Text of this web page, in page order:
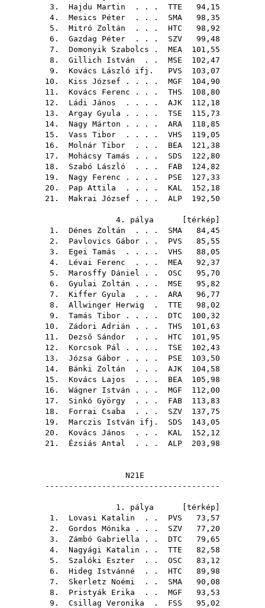
3. Hajdu Martin . . . TTE 94,15
4. Mesics Péter . . . SMA 98,35
5. Mitró Zoltán . . . HTC 98,92
6. Gazdag Péter . . . SZV 99,48
7. Domonyik Szabolcs . MEA 101,55
8. Gillich István . . MSE 102,47
9. Kovács László ifj. PVS 103,07
10. Kiss József . . . . MGF 104,90
11. Kovács Ferenc . . . THS 108,80
12. Ládi János . . . . AJK 112,18
13. Argay Gyula . . . . TSE 115,73
14. Nagy Márton . . . . ARA 118,85
15. Vass Tibor . . . . VHS 119,05
16. Molnár Tibor . . . BEA 121,38
17. Mohácsy Tamás . . . SDS 122,80
18. Szabó László . . . FAB 124,82
19. Nagy Ferenc . . . . PSE 127,33
20. Pap Attila . . . . KAL 152,18
21. Makrai József . . . ALP 192,50
4. pálya [ térkép
1. Dénes Zoltán . . . SMA 84,45
2. Pavlovics Gábor . . PVS 85,55
3. Egei Tamás . . . . VHS 88,05
4. Lévai Ferenc . . . MEA 92,37
5. Marosffy Dániel . . OSC 95,70
6. Gyulai Zoltán . . . MSE 95,82
7. Kiffer Gyula . . . ARA 96,77
8. Allwinger Herwig . TTE 98,02
9. Tamás Tibor . . . . DTC 100,32
10. Zádori Adrián . . . THS 101,63
11. Dezső Sándor . . . HTC 101,95
12. Korcsok Pál . . . . TSE 102,43
13. Józsa Gábor . . . . PSE 103,50
14. Bánki Zoltán . . . AJK 104,58
15. Kovács Lajos . . . BEA 105,98
16. Wágner István . . . MGF 112,00
17. Sinkó György . . . FAB 113,83
18. Forrai Csaba . . . SZV 137,75
19. Marczis István ifj. SDS 143,05
20. Kovács János . . . KAL 152,12
21. Ézsiás Antal . . . ALP 203,98
N21E
-------------------------------------
1. pálya [ térkép
1. Lovasi Katalin . . PVS 73,57
2. Gordos Mónika . . . SZV 77,20
3. Zámbó Gabriella . . DTC 79,65
4. Nagyági Katalin . . TTE 82,58
5. Szalóki Eszter . . OSC 83,12
6. Hideg Istvánné . . HTC 89,98
7. Skerletz Noémi . . SMA 90,08
8. Pristyák Erika . . MGF 93,53
9. Csillag Veronika . FSS 95,02